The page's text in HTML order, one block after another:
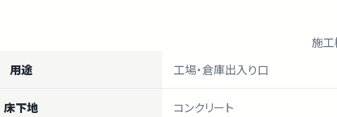
施
用途
工場・倉庫出入り口
床下地 コンクリート